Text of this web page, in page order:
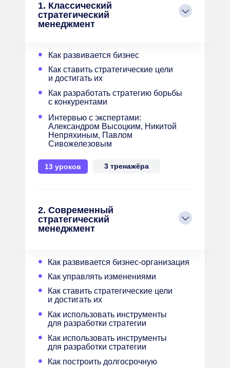
1. Классический
стратегический
менеджмент
Как разработать стратегию борьбы
с конкурентами
•
Как ставить стратегические цели
и достигать их
•
Как развивается бизнес
•
13 уроков 3 тренажёра
Интервью с экспертами:
Александром Высоцким, Никитой
Непряхиным, Павлом
Сивожелезовым
•
2. Современный
стратегический
менеджмент
Как управлять изменениями
•
Как развивается бизнес-организация
•
Как ставить стратегические цели
и достигать их
•
Как использовать инструменты
для разработки стратегии
•
Как построить долгосрочную
•
Как использовать инструменты
для разработки стратегии
•